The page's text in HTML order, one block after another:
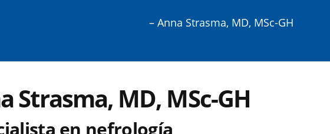
– Anna Strasma, MD, MSc-GH
Strasma, MD, MSc-GH
en nefrología